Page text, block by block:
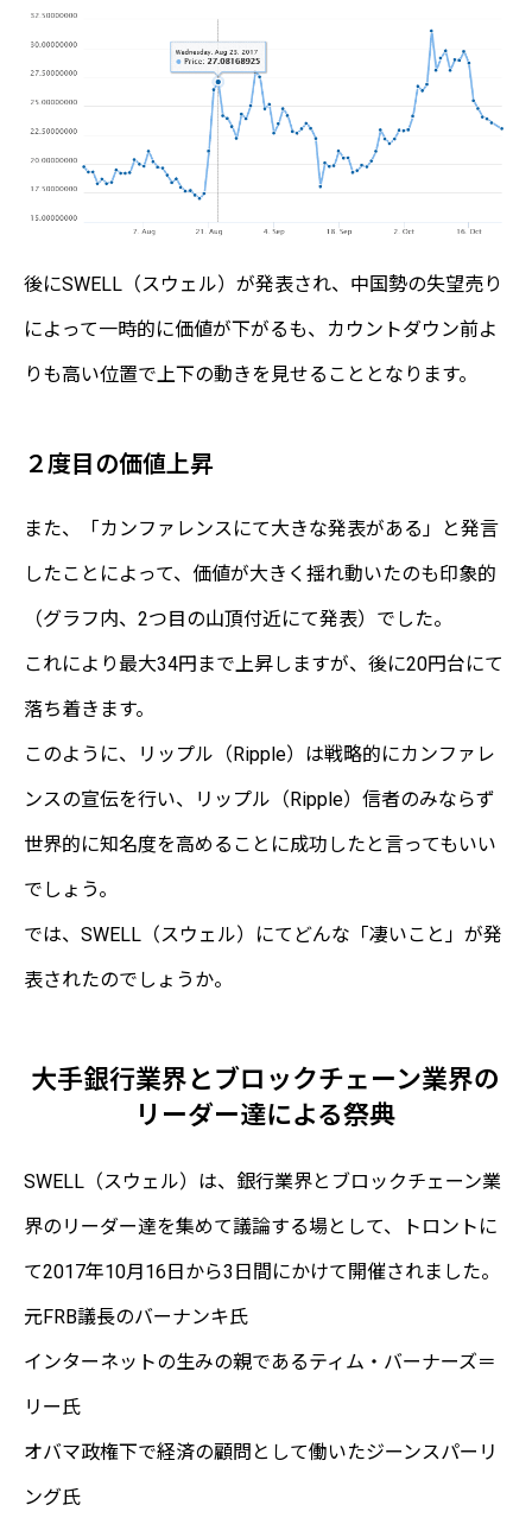
後にSWELL（スウェル）が発表され、中国勢の失望売り
によって一時的に価値が下がるも、カウントダウン前よ
りも高い位置で上下の動きを見せることとなります。
２度目の価値上昇
また、「カンファレンスにて大きな発表がある」と発言
したことによって、価値が大きく揺れ動いたのも印象的
（グラフ内、2つ目の山頂付近にて発表）でした。
これにより最大34円まで上昇しますが、後に20円台にて
落ち着きます。
このように、リップル（Ripple）は戦略的にカンファレ
ンスの宣伝を行い、リップル（Ripple）信者のみならず
世界的に知名度を高めることに成功したと言ってもいい
でしょう。
では、SWELL（スウェル）にてどんな「凄いこと」が発
表されたのでしょうか。
大手銀行業界とブロックチェーン業界の
リーダー達による祭典
SWELL（スウェル）は、銀行業界とブロックチェーン業
界のリーダー達を集めて議論する場として、トロントに
て2017年10月16日から3日間にかけて開催されました。
元FRB議長のバーナンキ氏
インターネットの生みの親であるティム・バーナーズ＝
リー氏
オバマ政権下で経済の顧問として働いたジーンスパーリ
ング氏